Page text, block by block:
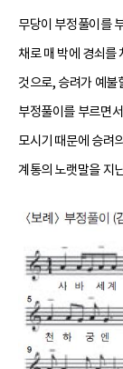
무당이 부정풀이를
채로 매 박에 경쇠를
것으로, 승려가 예불
부정풀이를 부르면
모시기 때문에 승려
계통의 노랫말을 지